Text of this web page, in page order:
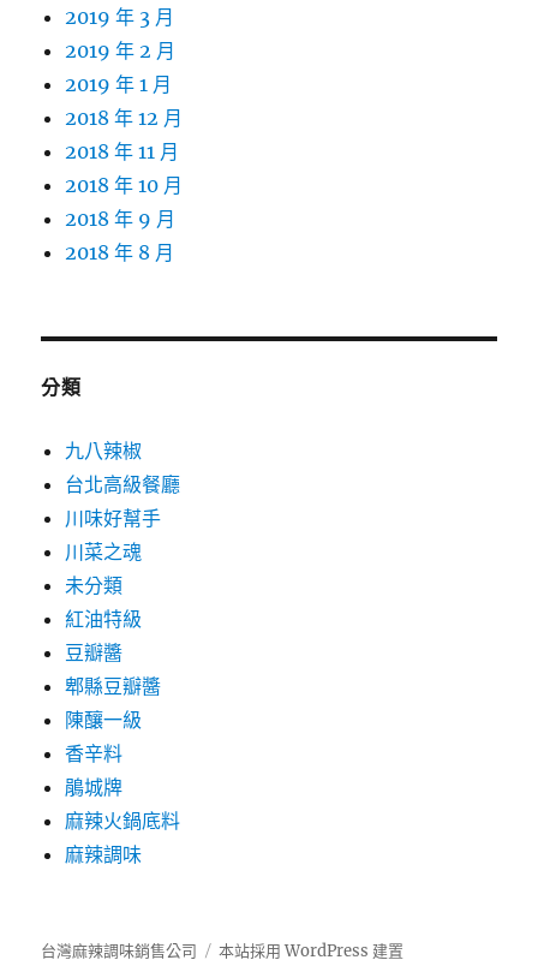
2019 年 3 月
2019 年 2 月
2019 年 1 月
2018 年 12 月
2018 年 11 月
2018 年 10 月
2018 年 9 月
2018 年 8 月
分類
九八辣椒
台北高級餐廳
川味好幫手
川菜之魂
未分類
紅油特級
豆瓣醬
郫縣豆瓣醬
陳釀一級
香辛料
鵑城牌
麻辣火鍋底料
麻辣調味
台灣麻辣調味銷售公司 本站採用 WordPress 建置